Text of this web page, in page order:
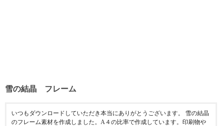
雪の結晶 フレーム
いつもダウンロードしていただき本当にありがとうございます。 雪の結晶
のフレーム素材を作成しました。A４の比率で作成しています。印刷物や